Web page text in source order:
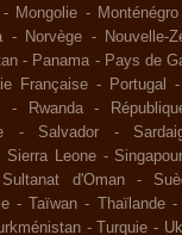
- Mongolie - Monténégro
- Norvège - Nouvelle-
- Panama - Pays de
Française - Portugal -
- Rwanda -
- Salvador -
Sierra Leone - Singapour
Sultanat d'Oman -
-Taïwan - Thaïlande -
-Turquie -